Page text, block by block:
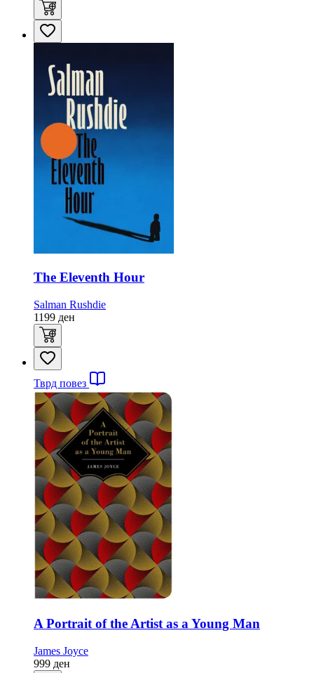
The Eleventh Hour
Salman Rushdie
1199 ден
Тврд повез
A Portrait of the Artist as a Young Man
James Joyce
999 ден